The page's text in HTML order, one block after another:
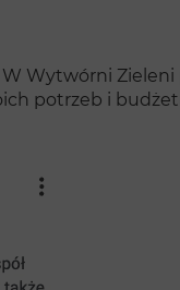
Wytwórni
potrzeb i